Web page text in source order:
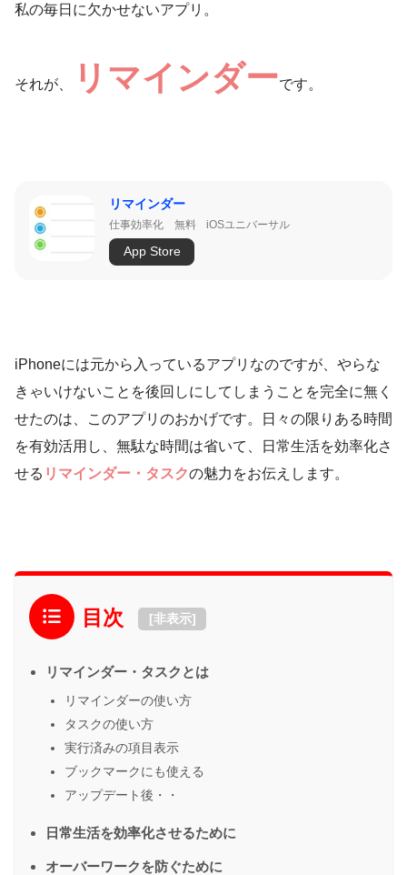
私の毎日に欠かせないアプリ。
それが、 リマインダーです。
リマインダー
仕事効率化 無料 iOSユニバーサル
App Store
iPhoneには元から入っているアプリなのですが、やらな
きゃいけないことを後回しにしてしまうことを完全に無く
せたのは、このアプリのおかげです。日々の限りある時間
を有効活用し、無駄な時間は省いて、日常生活を効率化さ
せる リマインダー・タスクの魅力をお伝えします。
目次 [非表示]
リマインダー・タスクとは
リマインダーの使い方
タスクの使い方
実行済みの項目表示
ブックマークにも使える
アップデート後・・
日常生活を効率化させるために
オーバーワークを防ぐために